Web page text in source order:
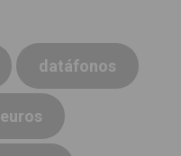
datáfonos
euros